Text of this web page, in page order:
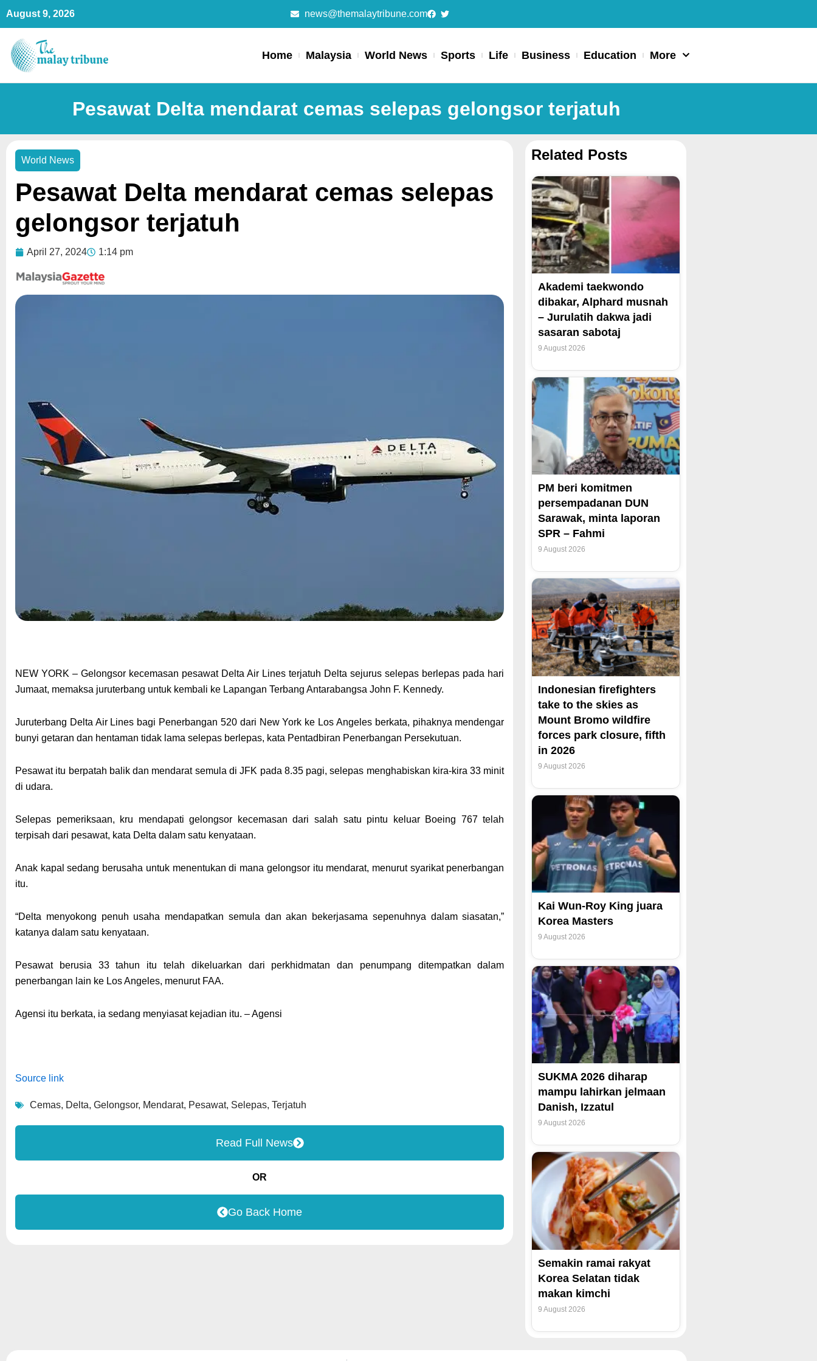
Skip
content
August 9, 2026 news@themalaytribune.com
Home Malaysia World News Sports Life Business Education More
Pesawat Delta mendarat cemas selepas gelongsor terjatuh
World News
Pesawat Delta mendarat cemas selepas
gelongsor terjatuh
April 27, 2024 1:14 pm
NEW YORK – Gelongsor kecemasan pesawat Delta Air Lines terjatuh Delta sejurus selepas berlepas pada hari
Jumaat, memaksa juruterbang untuk kembali ke Lapangan Terbang Antarabangsa John F. Kennedy.
Juruterbang Delta Air Lines bagi Penerbangan 520 dari New York ke Los Angeles berkata, pihaknya mendengar
bunyi getaran dan hentaman tidak lama selepas berlepas, kata Pentadbiran Penerbangan Persekutuan.
Pesawat itu berpatah balik dan mendarat semula di JFK pada 8.35 pagi, selepas menghabiskan kira-kira 33 minit
di udara.
Selepas pemeriksaan, kru mendapati gelongsor kecemasan dari salah satu pintu keluar Boeing 767 telah
terpisah dari pesawat, kata Delta dalam satu kenyataan.
Anak kapal sedang berusaha untuk menentukan di mana gelongsor itu mendarat, menurut syarikat penerbangan
itu.
“Delta menyokong penuh usaha mendapatkan semula dan akan bekerjasama sepenuhnya dalam siasatan,”
katanya dalam satu kenyataan.
Pesawat berusia 33 tahun itu telah dikeluarkan dari perkhidmatan dan penumpang ditempatkan dalam
penerbangan lain ke Los Angeles, menurut FAA.
Agensi itu berkata, ia sedang menyiasat kejadian itu. – Agensi
Source link
Cemas, Delta, Gelongsor, Mendarat, Pesawat, Selepas, Terjatuh
Read Full News
OR
Go Back Home
Related Posts
Akademi taekwondo
dibakar, Alphard musnah
– Jurulatih dakwa jadi
sasaran sabotaj
9 August 2026
PM beri komitmen
persempadanan DUN
Sarawak, minta laporan
SPR – Fahmi
9 August 2026
Indonesian firefighters
take to the skies as
Mount Bromo wildfire
forces park closure, fifth
in 2026
9 August 2026
Kai Wun-Roy King juara
Korea Masters
9 August 2026
SUKMA 2026 diharap
mampu lahirkan jelmaan
Danish, Izzatul
9 August 2026
Semakin ramai rakyat
Korea Selatan tidak
makan kimchi
9 August 2026